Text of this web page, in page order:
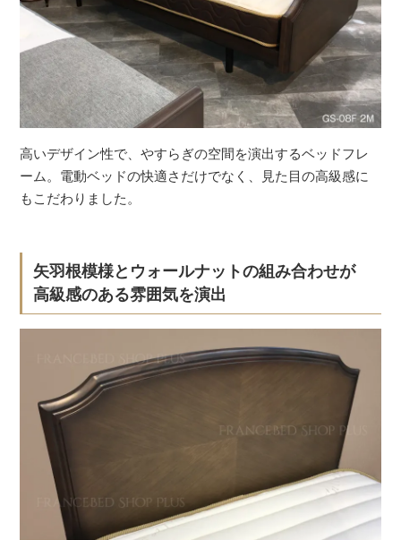
高いデザイン性で、やすらぎの空間を演出するベッドフレ
ーム。電動ベッドの快適さだけでなく、見た目の高級感に
もこだわりました。
矢羽根模様とウォールナットの組み合わせが
高級感のある雰囲気を演出